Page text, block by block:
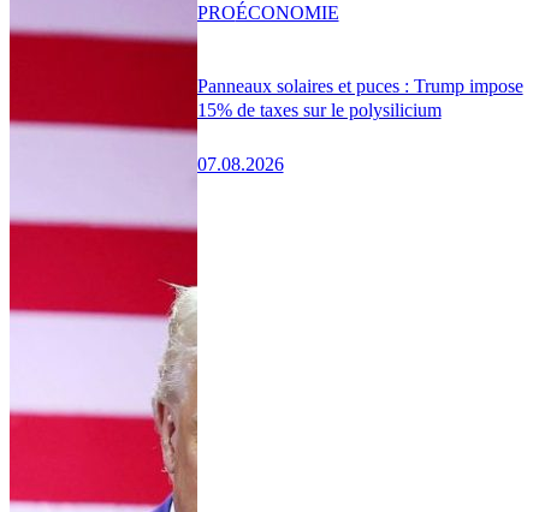
Panneaux solaires et puces : Trump impose
15% de taxes sur le polysilicium
07.08.2026
PROÉCONOMIE